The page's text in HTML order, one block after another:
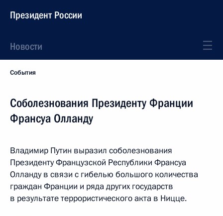
Президент России
Новости
События
Соболезнования Президенту Франции
Франсуа Олланду
Владимир Путин выразил соболезнования
Президенту Французской Республики Франсуа
Олланду в связи с гибелью большого количества
граждан Франции и ряда других государств
в результате террористического акта в Ницце.